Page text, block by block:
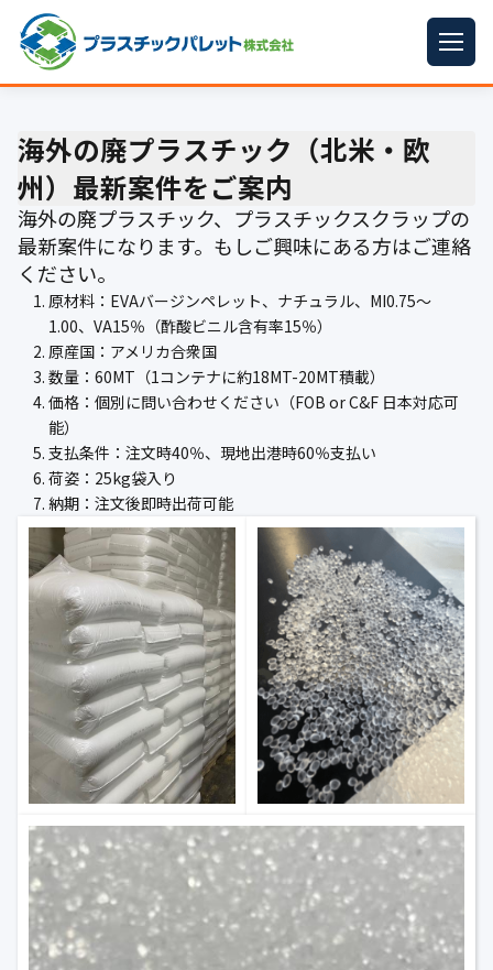
パレットサイズ
プラパレット
コンテナ ▼
中古パレット
再生原料
梱包資材
イラン情勢まとめ
公式ブログ
会社案内
🇺🇸🇰🇷 🇹🇼🇻🇳
海外の廃プラスチック（北米・欧
州）最新案件をご案内
海外の廃プラスチック、プラスチックスクラップの
最新案件になります。もしご興味にある方はご連絡
ください。
原材料：EVAバージンペレット、ナチュラル、MI0.75〜
1.00、VA15％（酢酸ビニル含有率15％）
原産国：アメリカ合衆国
数量：60MT（1コンテナに約18MT-20MT積載）
価格：個別に問い合わせください（FOB or C&F 日本対応可
能）
支払条件：注文時40％、現地出港時60％支払い
荷姿：25kg袋入り
納期：注文後即時出荷可能